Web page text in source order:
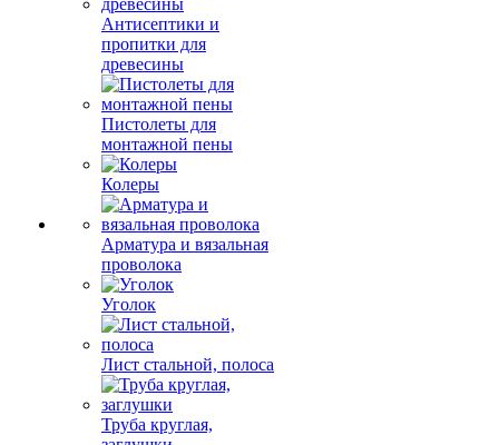
Антисептики и
пропитки для
древесины
Пистолеты для
монтажной пены
Колеры
Арматура и вязальная
проволока
Уголок
Лист стальной, полоса
Труба круглая,